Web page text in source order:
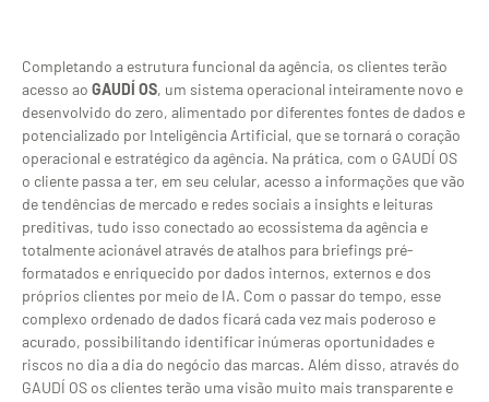
Completando a estrutura funcional da agência, os clientes terão
acesso ao GAUDÍ OS, um sistema operacional inteiramente novo e
desenvolvido do zero, alimentado por diferentes fontes de dados e
potencializado por Inteligência Artificial, que se tornará o coração
operacional e estratégico da agência. Na prática, com o GAUDÍ OS
o cliente passa a ter, em seu celular, acesso a informações que vão
de tendências de mercado e redes sociais a insights e leituras
preditivas, tudo isso conectado ao ecossistema da agência e
totalmente acionável através de atalhos para briefings pré-
formatados e enriquecido por dados internos, externos e dos
próprios clientes por meio de IA. Com o passar do tempo, esse
complexo ordenado de dados ficará cada vez mais poderoso e
acurado, possibilitando identificar inúmeras oportunidades e
riscos no dia a dia do negócio das marcas. Além disso, através do
GAUDÍ OS os clientes terão uma visão muito mais transparente e